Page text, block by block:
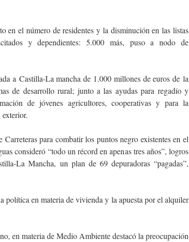
en el número de residentes y la disminución en las listas
y dependientes: 5.000 más, puso a nodo de
a Castilla-La mancha de 1.000 millones de euros de la
de desarrollo rural; junto a las ayudas para regadío y
de jóvenes agricultores, cooperativas y para la
para combatir los puntos negro existentes en el
consideró “todo un récord en apenas tres años”, logros
La Mancha, un plan de 69 depuradoras “pagadas”,
política en materia de vivienda y la apuesta por el alquiler
en materia de Medio Ambiente destacó la preocupación